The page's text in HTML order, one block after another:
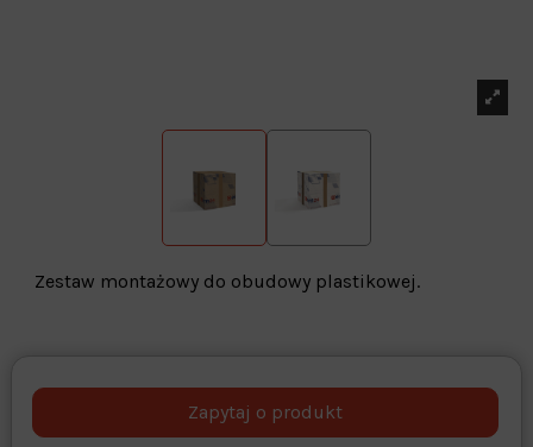
Zestaw montażowy do obudowy plastikowej.
opcjonalne Maks. 250 znaków